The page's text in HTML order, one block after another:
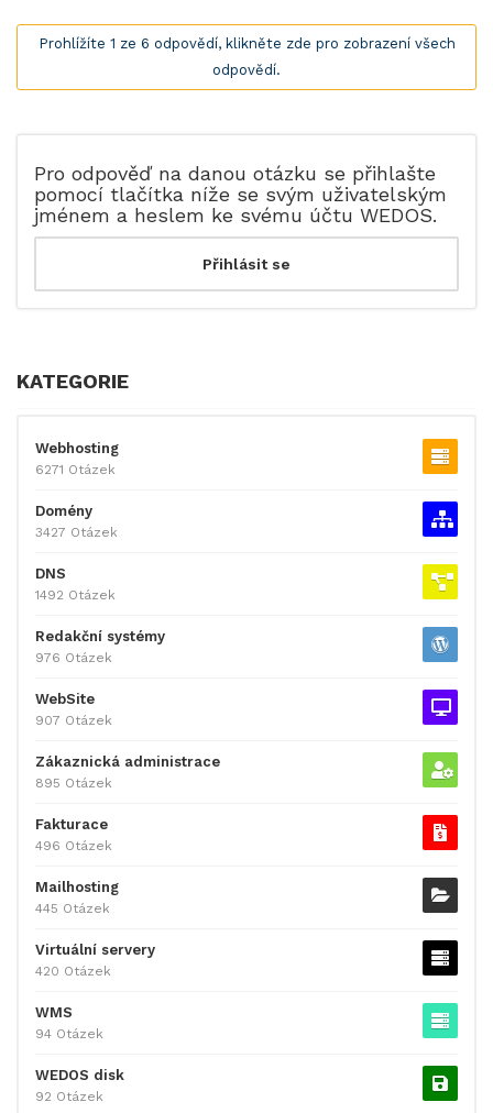
Prohlížíte 1 ze 6 odpovědí, klikněte zde pro zobrazení všech
odpovědí.
Pro odpověď na danou otázku se přihlašte
pomocí tlačítka níže se svým uživatelským
jménem a heslem ke svému účtu WEDOS.
KATEGORIE
Webhosting
6271 Otázek
Domény
3427 Otázek
DNS
1492 Otázek
Redakční systémy
976 Otázek
WebSite
907 Otázek
Zákaznická administrace
895 Otázek
Fakturace
496 Otázek
Mailhosting
445 Otázek
Virtuální servery
420 Otázek
WMS
94 Otázek
WEDOS disk
92 Otázek